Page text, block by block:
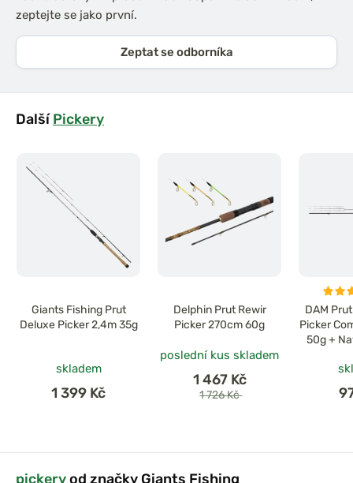
zeptejte se jako první.
Zeptat se odborníka
DalšíPickery
Giants Fishing Prut
Deluxe Picker 2,4m 35g
skladem
1 399 Kč
Delphin Prut Rewir
Picker 270cm 60g
poslední kus skladem
1 467 Kč
1 726 Kč
DAM
Picker
50g +
pickeryod značky Giants Fishing